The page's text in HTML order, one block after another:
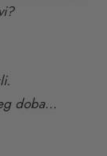
doba…